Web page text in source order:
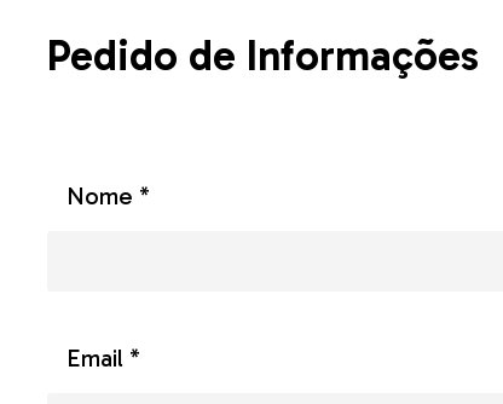
Pedido de Informações
Nome *
Email *